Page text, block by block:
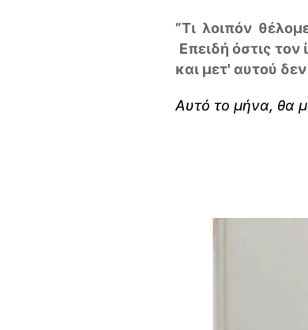
”Τι λοιπόν
Επειδή όστις
και μετ' αυτού
Αυτό το μήνα, θα